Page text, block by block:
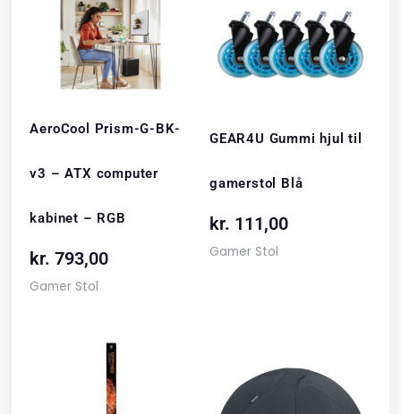
AeroCool Prism-G-BK-
v3 – ATX computer
kabinet – RGB
kr. 793,00
Gamer Stol
GEAR4U Gummi hjul til
gamerstol Blå
kr. 111,00
Gamer Stol